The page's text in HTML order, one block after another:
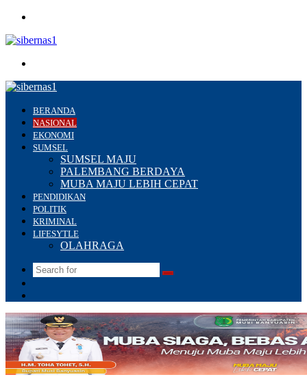
BERANDA
NASIONAL
EKONOMI
SUMSEL
SUMSEL MAJU
PALEMBANG BERDAYA
MUBA MAJU LEBIH CEPAT
PENDIDIKAN
POLITIK
KRIMINAL
LIFESYTLE
OLAHRAGA
Search